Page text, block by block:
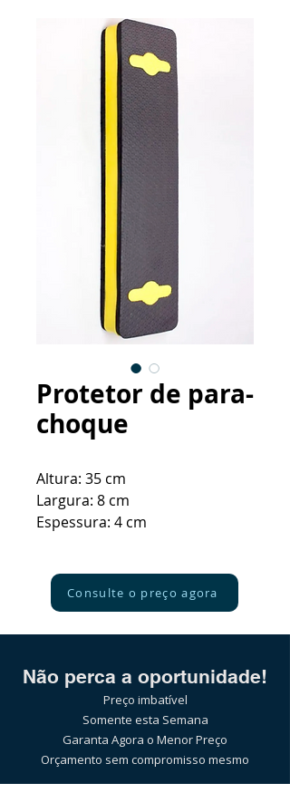
Protetor de para-
choque
Altura: 35 cm
Largura: 8 cm
Espessura: 4 cm
Consulte o preço agora
Não perca a oportunidade!
Preço imbatível
Somente esta Semana
Garanta Agora o Menor Preço
Orçamento sem compromisso mesmo